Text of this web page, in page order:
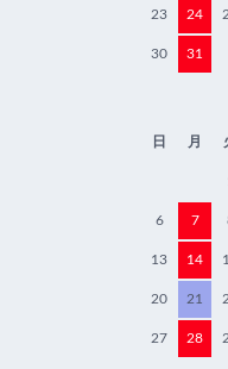
23 24
30 31
日 月
6 7
13 14
20 21
27 28